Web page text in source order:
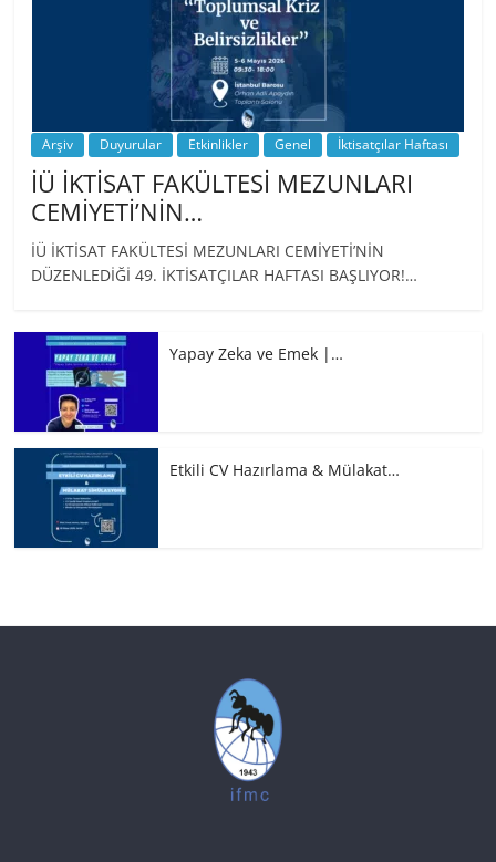
Arşiv Duyurular Etkinlikler Genel İktisatçılar Haftası
İÜ İKTİSAT FAKÜLTESİ MEZUNLARI
CEMİYETİ’NİN…
İÜ İKTİSAT FAKÜLTESİ MEZUNLARI CEMİYETİ’NİN
DÜZENLEDİĞİ 49. İKTİSATÇILAR HAFTASI BAŞLIYOR!…
Yapay Zeka ve Emek |…
Etkili CV Hazırlama & Mülakat…